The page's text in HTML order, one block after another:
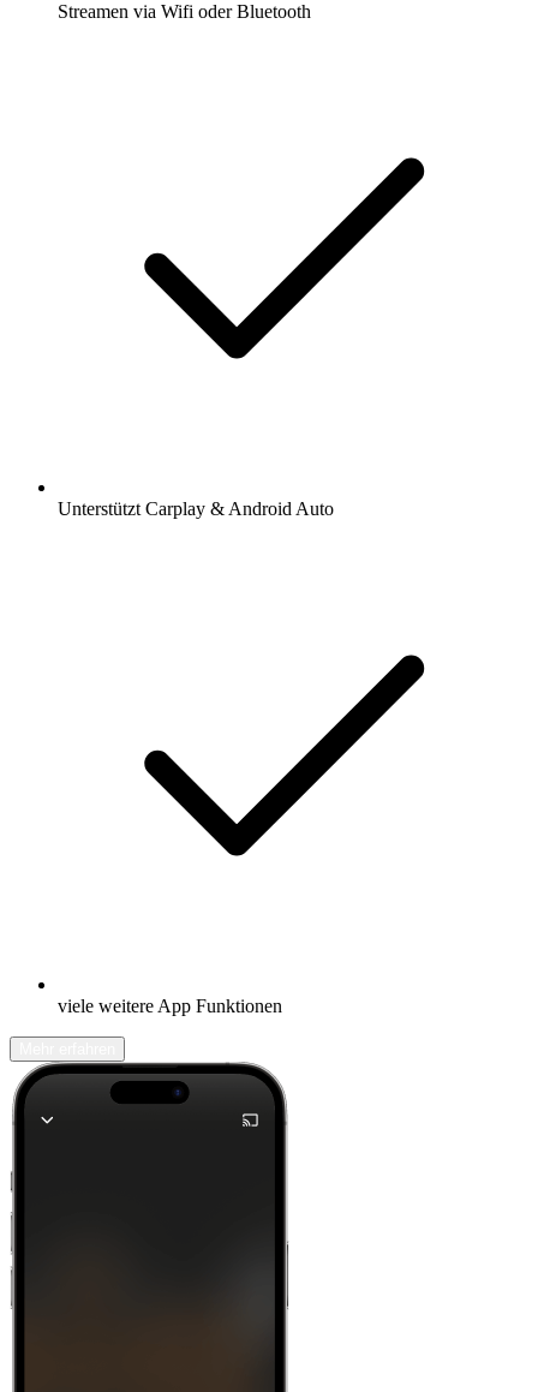
Streamen via Wifi oder Bluetooth
Unterstützt Carplay & Android Auto
viele weitere App Funktionen